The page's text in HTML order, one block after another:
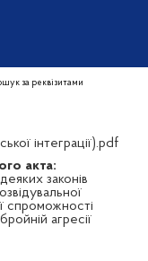
за реквізитами
інтеграції).pdf
акта:
законів
спроможності
агресії